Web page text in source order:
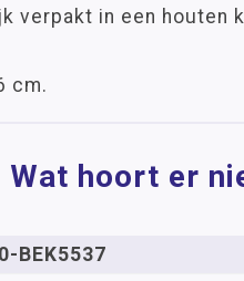
verpakt in een houten
cm.
hoort er
BEK5537